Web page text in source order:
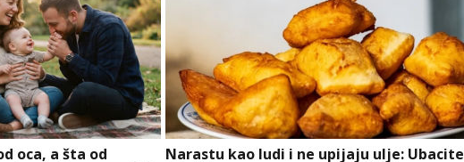
oca, a šta od
Narastu kao ludi i ne upijaju ulje: Ubacite